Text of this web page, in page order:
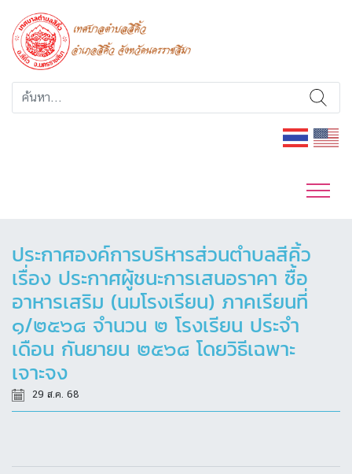
ประกาศองค์การบริหารส่วนตำบลสีคิ้ว
เรื่อง ประกาศผู้ชนะการเสนอราคา ซื้อ
อาหารเสริม (นมโรงเรียน) ภาคเรียนที่
๑/๒๕๖๘ จำนวน ๒ โรงเรียน ประจำ
เดือน กันยายน ๒๕๖๘ โดยวิธีเฉพาะ
เจาะจง
29 ส.ค. 68